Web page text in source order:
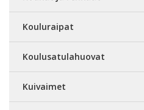
Kouluraipat
Koulusatulahuovat
Kuivaimet